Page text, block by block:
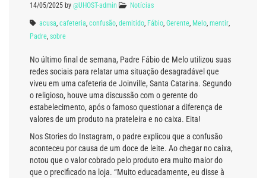
14/05/2025 by @UHOST-admin Notícias
acusa cafeteria confusão demitido Fábio Gerente Melo mentir
Padre sobre
No último final de semana, Padre Fábio de Melo utilizou suas
redes sociais para relatar uma situação desagradável que
viveu em uma cafeteria de Joinville, Santa Catarina. Segundo
o religioso, houve uma discussão com o gerente do
estabelecimento, após o famoso questionar a diferença de
valores de um produto na prateleira e no caixa. Eita!
Nos Stories do Instagram, o padre explicou que a confusão
aconteceu por causa de um doce de leite. Ao chegar no caixa,
notou que o valor cobrado pelo produto era muito maior do
que o precificado na loja. “Muito educadamente, eu disse à